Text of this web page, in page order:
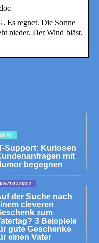
Es regnet. Die Sonne
nieder. Der Wind bläst.
INFO
Support: Kuriosen
mit
begegnen
06/10/2022
der Suche nach
cleveren
zum
3 Beispiele
gute Geschenke
einen Vater